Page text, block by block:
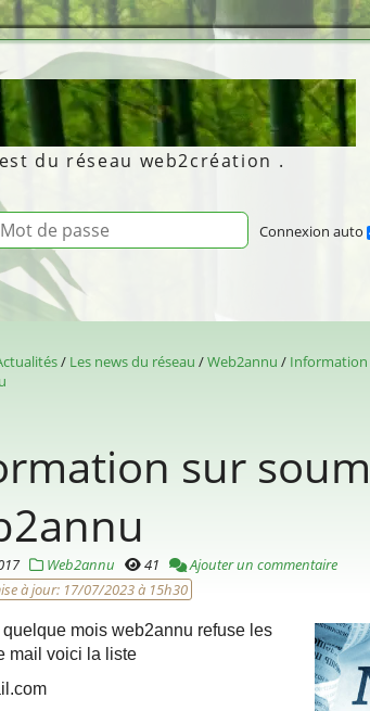
du réseau web2création .
de connexion Mot de passe
Connexion auto
Les news du réseau Web2annu
Information
sur
Web2annu 41
Ajouter un commentaire
à jour: 17/07/2023 à 15h30
quelque mois web2annu refuse les
mail voici la liste